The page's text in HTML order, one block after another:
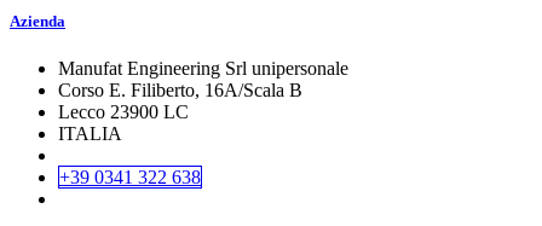
Azienda
Manufat Engineering Srl unipersonale
Corso E. Filiberto, 16A/Scala B
Lecco 23900 LC
ITALIA
+39 0341 322 638